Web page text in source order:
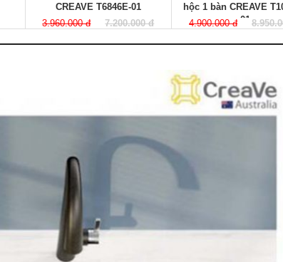
CREAVE T6846E-01
3.960.000 đ
7.200.000 đ
hộc 1 bàn CREAVE
01
4.900.000 đ